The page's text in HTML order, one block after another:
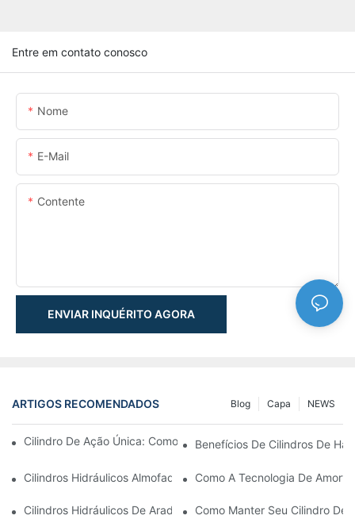
Entre em contato conosco
Nome
E-Mail
Contente
ENVIAR INQUÉRITO AGORA
ARTIGOS RECOMENDADOS NEWS
Capa
Blog
Cilindro De Ação Única: Como Funciona & Aplicações Comuns
Benefícios De Cilindros De
Cilindros Hidráulicos Almofadados: Reduzindo O Impacto &
Como A Tecnologia De
Cilindros Hidráulicos De Arado De Neve: Principais Recursos
Como Manter Seu Cilindro De